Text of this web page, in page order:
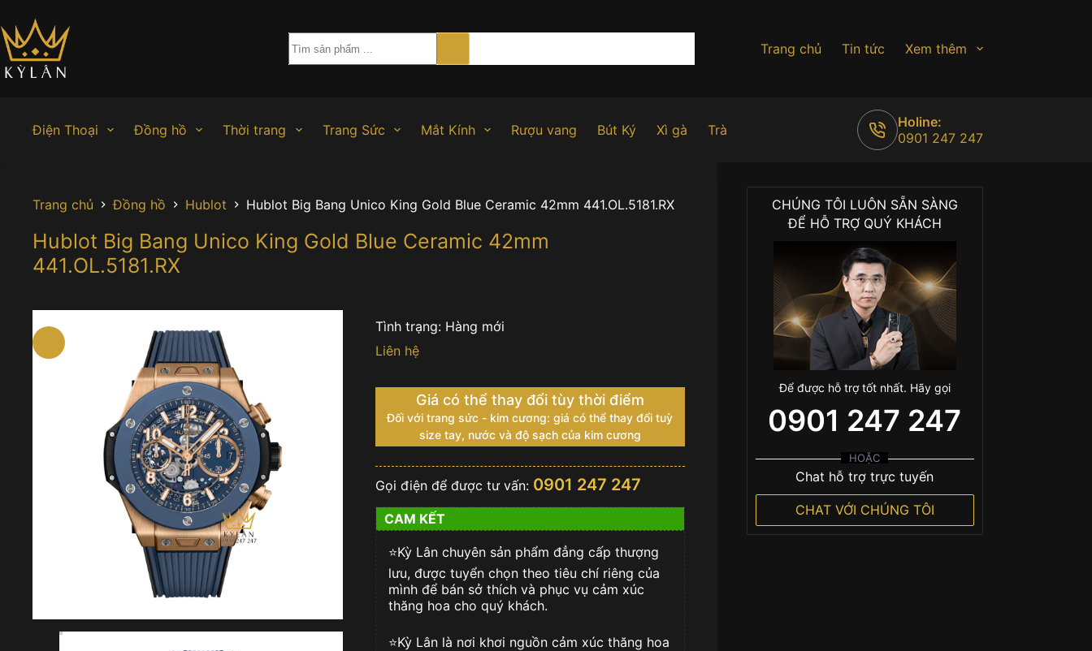
đến
phần
nội
dung
Trang chủ Tin tức Xem thêm
Điện Thoại Đồng hồ Thời trang Trang Sức Mắt Kính Rượu vang Bút Ký Xì gà Trà
Holine:
0901 247 247
Trang chủ Đồng hồ Hublot Hublot Big Bang Unico King Gold Blue Ceramic 42mm 441.OL.5181.RX
Hublot Big Bang Unico King Gold Blue Ceramic 42mm
441.OL.5181.RX
Tình trạng: Hàng mới
Liên hệ
Giá có thể thay đổi tùy thời điểm
Đối với trang sức - kim cương: giá có thể thay đổi tuỳ
size tay, nước và độ sạch của kim cương
Gọi điện để được tư vấn: 0901 247 247
CAM KẾT
⭐️Kỳ Lân chuyên sản phẩm đẳng cấp thượng
lưu, được tuyển chọn theo tiêu chí riêng của
mình để bán sở thích và phục vụ cảm xúc
thăng hoa cho quý khách.
⭐️Kỳ Lân là nơi khơi nguồn cảm xúc thăng hoa
CHÚNG TÔI LUÔN SẴN SÀNG
ĐỂ HỖ TRỢ QUÝ KHÁCH
Để được hỗ trợ tốt nhất. Hãy gọi
0901 247 247
HOẶC
Chat hỗ trợ trực tuyến
CHAT VỚI CHÚNG TÔI